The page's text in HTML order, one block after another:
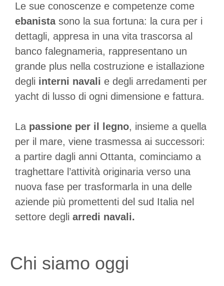
Le sue conoscenze e competenze come
ebanistasono la sua fortuna: la cura per i
dettagli, appresa in una vita trascorsa al
banco falegnameria, rappresentano un
grande plus nella costruzione e istallazione
degli interni navali e degli arredamenti per
yacht di lusso di ogni dimensione e fattura.
La passione per il legno, insieme a quella
per il mare, viene trasmessa ai successori:
a partire dagli anni Ottanta, cominciamo a
traghettare l’attività originaria verso una
nuova fase per trasformarla in una delle
aziende più promettenti del sud Italia nel
settore degli arredi navali.
Chi siamo oggi